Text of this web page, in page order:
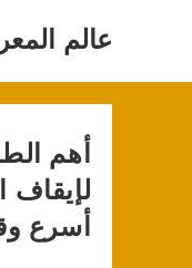
عالم
أهم
لإيقاف
أسرع